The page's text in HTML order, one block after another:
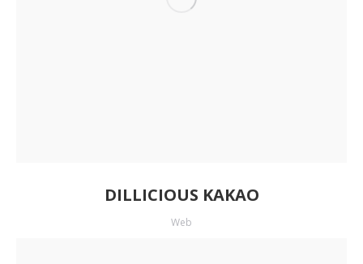
DILLICIOUS KAKAO
Web